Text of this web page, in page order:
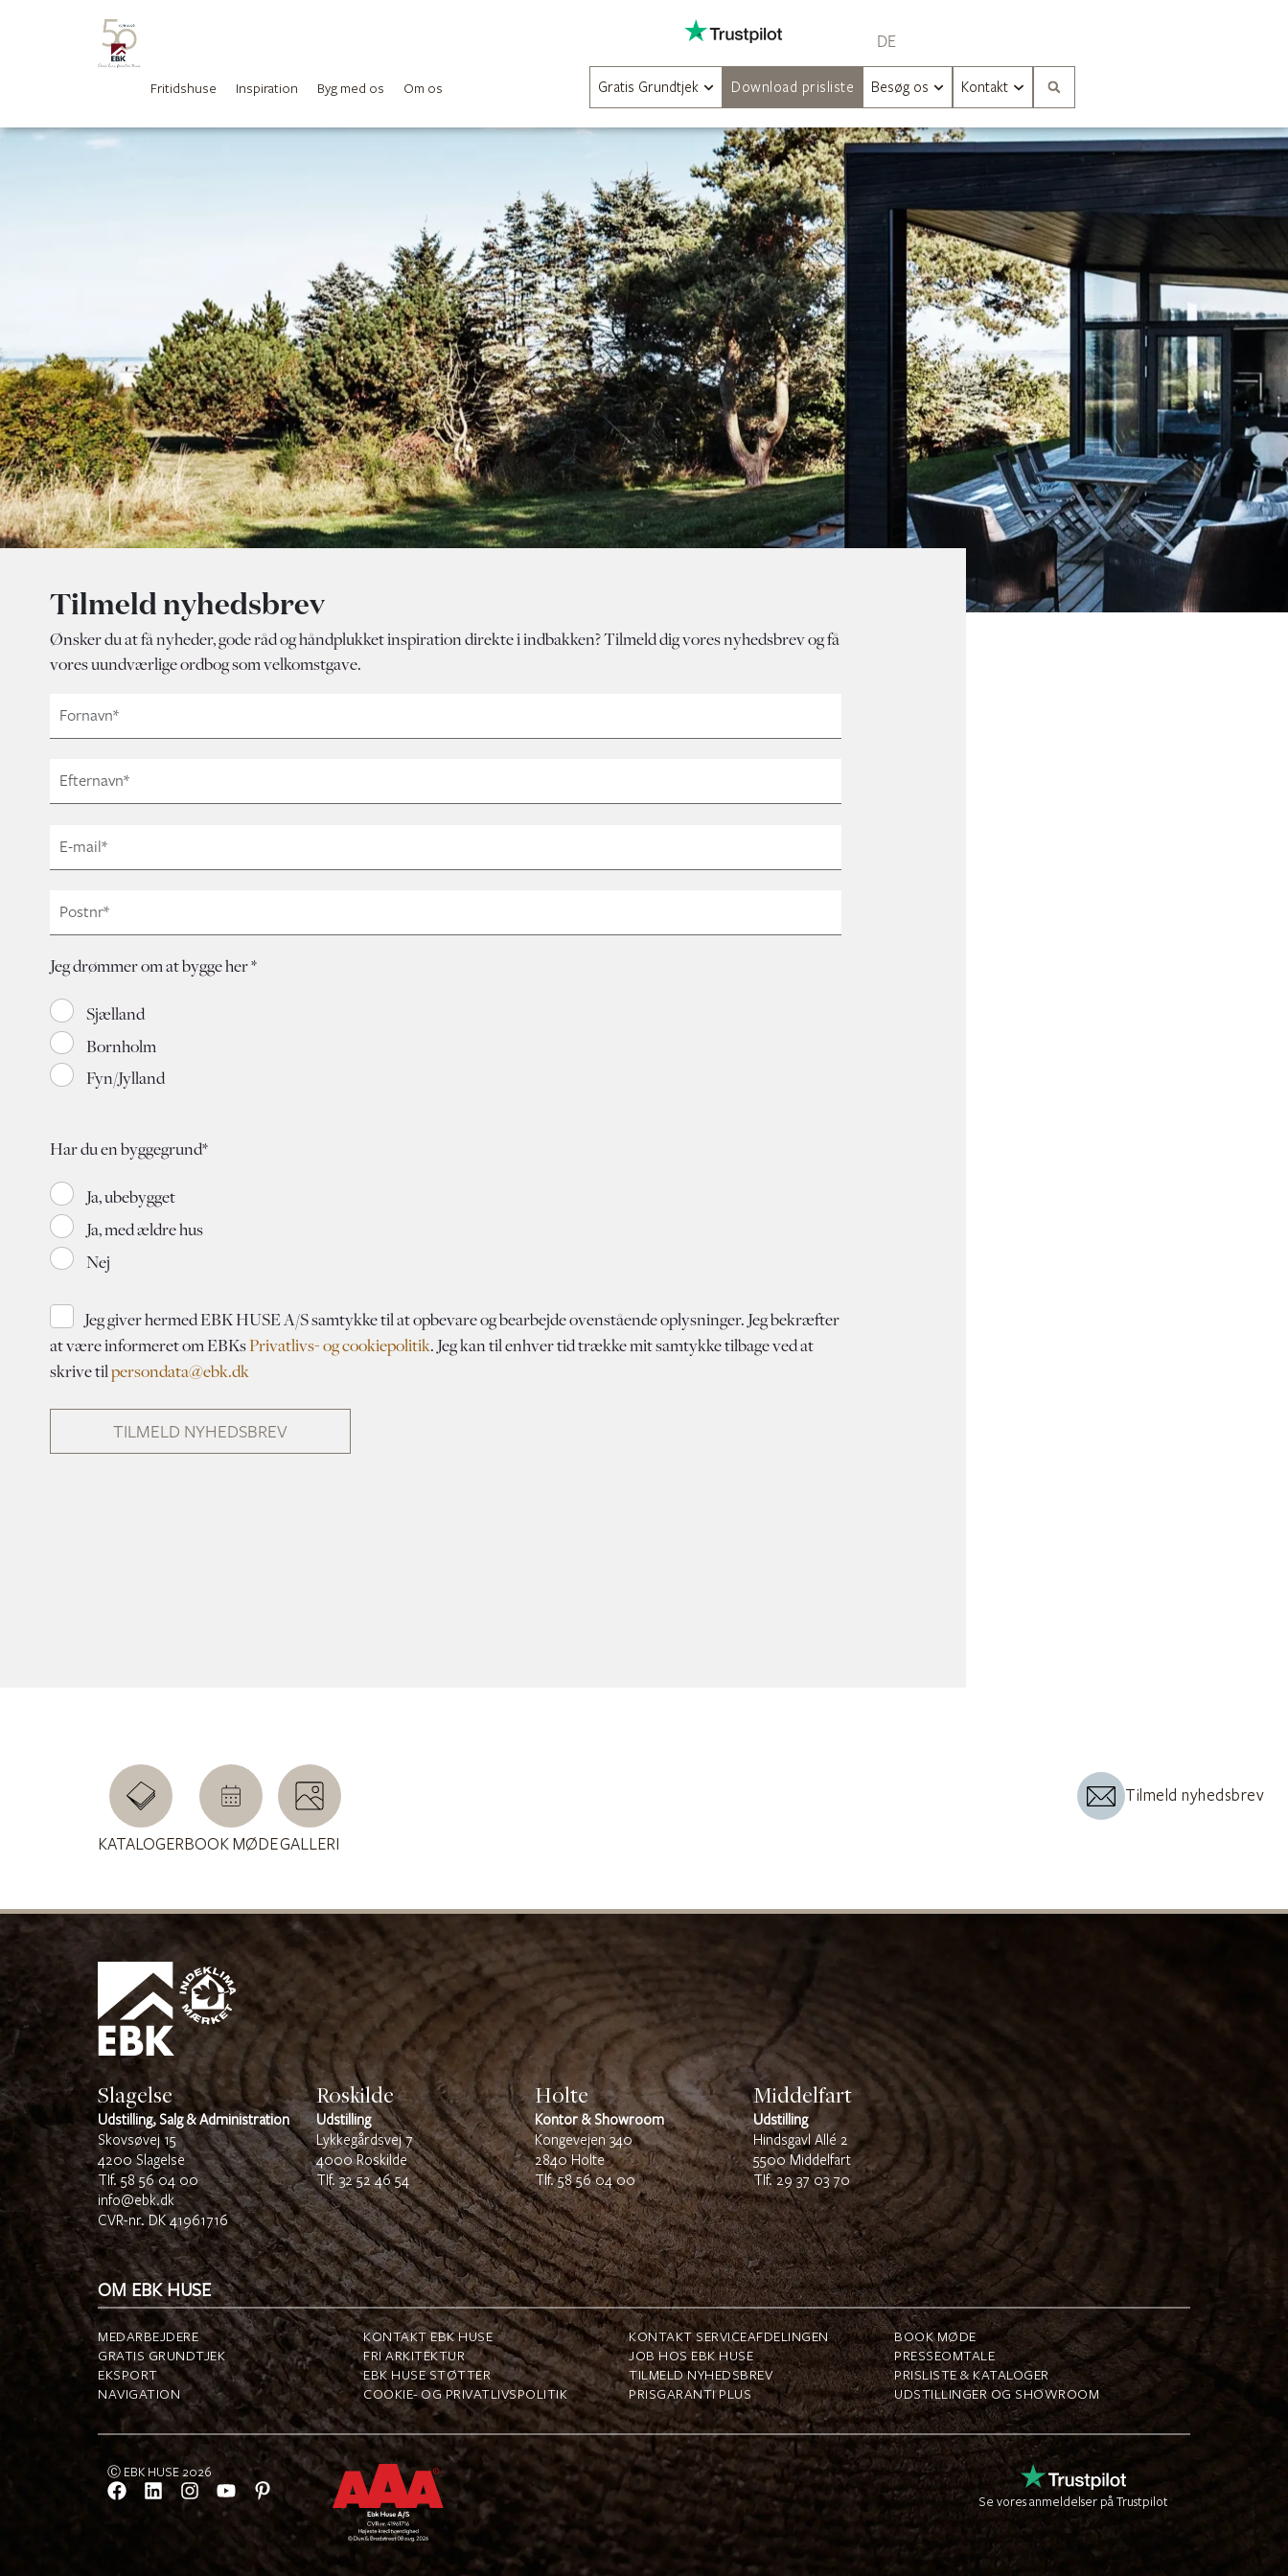
Fritidshuse Inspiration Byg med os Om os
DE
Gratis Grundtjek Download prisliste Besøg os Kontakt
KATALOGERBOOK MØDEGALLERI
Tilmeld nyhedsbrev
Slagelse
Udstilling, Salg & Administration
Skovsøvej 15
4200 Slagelse
TIf.58 56 04 00
info@ebk.dk
CVR-nr. DK 41961716
Roskilde
Udstilling
Lykkegårdsvej 7
4000 Roskilde
TIf.32 52 46 54
Holte
Kontor & Showroom
Kongevejen 340
2840 Holte
Tlf.58 56 04 00
Middelfart
Udstilling
Hindsgavl Allé 2
5500 Middelfart
TIf.29 37 03 70
OM EBK HUSE
MEDARBEJDERE KONTAKT EBK HUSE KONTAKT SERVICEAFDELINGEN
BOOK MØDE
GRATIS GRUNDTJEK
FRI ARKITEKTUR JOB HOS EBK HUSE
PRESSEOMTALE
EKSPORT
EBK HUSE STØTTER TILMELD NYHEDSBREV
PRISLISTE & KATALOGER
NAVIGATION
COOKIE- OG PRIVATLIVSPOLITIK PRISGARANTI PLUS UDSTILLINGER OG SHOWROOM
Ⓒ EBK HUSE 2026
Se vores anmeldelser på Trustpilot